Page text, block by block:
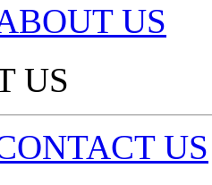
US
US
US